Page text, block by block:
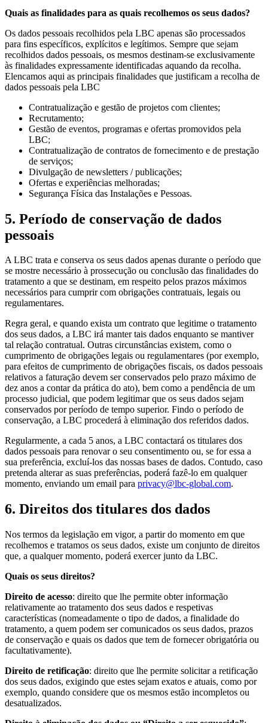
Quais as finalidades para as quais recolhemos os seus dados?
Os dados pessoais recolhidos pela LBC apenas são processados
para fins específicos, explícitos e legítimos. Sempre que sejam
recolhidos dados pessoais, os mesmos destinam-se exclusivamente
às finalidades expressamente identificadas aquando da recolha.
Elencamos aqui as principais finalidades que justificam a recolha de
dados pessoais pela LBC
Contratualização e gestão de projetos com clientes;
Recrutamento;
Gestão de eventos, programas e ofertas promovidos pela
LBC;
Contratualização de contratos de fornecimento e de prestação
de serviços;
Divulgação de newsletters / publicações;
Ofertas e experiências melhoradas;
Segurança Física das Instalações e Pessoas.
5. Período de conservação de dados
pessoais
A LBC trata e conserva os seus dados apenas durante o período que
se mostre necessário à prossecução ou conclusão das finalidades do
tratamento a que se destinam, em respeito pelos prazos máximos
necessários para cumprir com obrigações contratuais, legais ou
regulamentares.
Regra geral, e quando exista um contrato que legitime o tratamento
dos seus dados, a LBC irá manter tais dados enquanto se mantiver
tal relação contratual. Outras circunstâncias existem, como o
cumprimento de obrigações legais ou regulamentares (por exemplo,
para efeitos de cumprimento de obrigações fiscais, os dados pessoais
relativos a faturação devem ser conservados pelo prazo máximo de
dez anos a contar da prática do ato), bem como a pendência de um
processo judicial, que podem legitimar que os seus dados sejam
conservados por período de tempo superior. Findo o período de
conservação, a LBC procederá à eliminação dos referidos dados.
Regularmente, a cada 5 anos, a LBC contactará os titulares dos
dados pessoais para renovar o seu consentimento ou, se for essa a
sua preferência, excluí-los das nossas bases de dados. Contudo, caso
pretenda alterar as suas preferências, poderá fazê-lo em qualquer
momento, enviando um email para privacy@lbc-global.com.
6. Direitos dos titulares dos dados
Nos termos da legislação em vigor, a partir do momento em que
recolhemos e tratamos os seus dados, existe um conjunto de direitos
que, a qualquer momento, poderá exercer junto da LBC.
Quais os seus direitos?
Direito de acesso: direito que lhe permite obter informação
relativamente ao tratamento dos seus dados e respetivas
características (nomeadamente o tipo de dados, a finalidade do
tratamento, a quem podem ser comunicados os seus dados, prazos
de conservação e quais os dados que tem de fornecer obrigatória ou
facultativamente).
Direito de retificação: direito que lhe permite solicitar a retificação
dos seus dados, exigindo que estes sejam exatos e atuais, como por
exemplo, quando considere que os mesmos estão incompletos ou
desatualizados.